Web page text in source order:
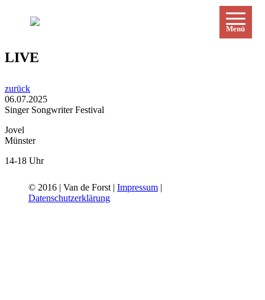
LIVE
zurück
06.07.2025
Singer Songwriter Festival
Jovel
Münster
14-18 Uhr
© 2016 | Van de Forst | Impressum |
Datenschutzerklärung
Menü